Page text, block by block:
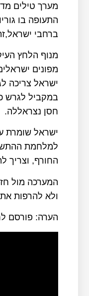
מערך טילים
התעופה בו
ברחבי
מנוף הלחץ
מפונים
ישראל צריכה
במקביל לגרש
חסן נצראללה.
ישראל שומרת
למלחמת
החורף, וצריך
המערכה מול
ולא להרפות
הערה: פורסם